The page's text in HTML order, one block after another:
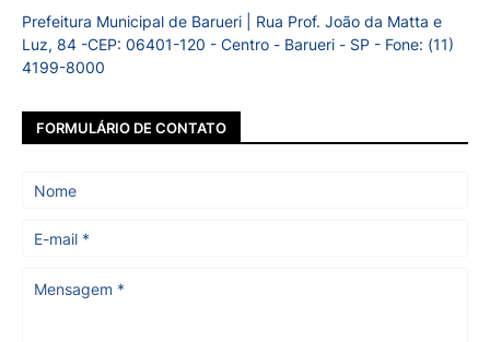
Prefeitura Municipal de Barueri | Rua Prof. João da Matta e
Luz, 84 -CEP: 06401-120 - Centro - Barueri - SP - Fone: (11)
4199-8000
FORMULÁRIO DE CONTATO